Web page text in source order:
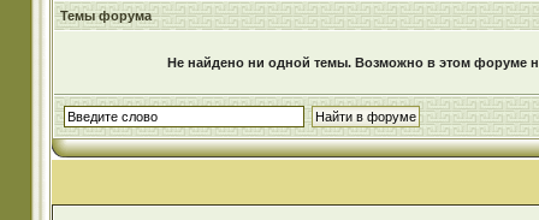
Темы форума
Не найдено ни одной темы. Возможно в этом форуме